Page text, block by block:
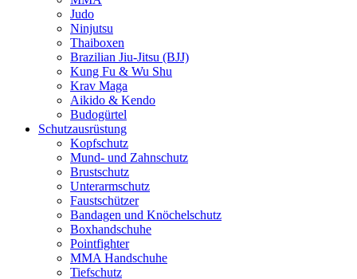
Judo
Ninjutsu
Thaiboxen
Brazilian Jiu-Jitsu (BJJ)
Kung Fu & Wu Shu
Krav Maga
Aikido & Kendo
Budogürtel
Schutzausrüstung
Kopfschutz
Mund- und Zahnschutz
Brustschutz
Unterarmschutz
Faustschützer
Bandagen und Knöchelschutz
Boxhandschuhe
Pointfighter
MMA Handschuhe
Tiefschutz